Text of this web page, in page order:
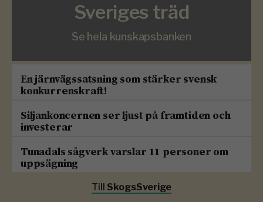
Sveriges träd
Se hela kunskapsbanken
En järnvägssatsning som stärker svensk
konkurrenskraft!
Siljankoncernen ser ljust på framtiden och
investerar
Tunadals sågverk varslar 11 personer om
uppsägning
Till SkogsSverige